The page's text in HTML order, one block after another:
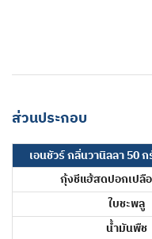
ส่วนประกอบ
เอนชัวร์ กลิ่นวานิลลา 50
กุ้งชีแฮ้สดปอกเปลื
ใบชะพลู
น้ำมันพืช